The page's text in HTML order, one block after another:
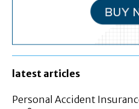
latest articles
Personal Accident Insurance